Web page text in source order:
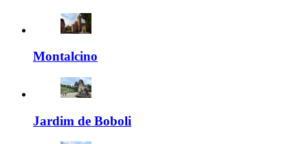
Montalcino
Jardim de Boboli